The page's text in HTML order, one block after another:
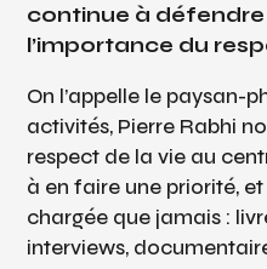
continue à
l’importance du
On l’appelle le paysan-
activités, Pierre Rabhi
respect de la vie au
à en faire une priorité,
chargée que jamais :
interviews,